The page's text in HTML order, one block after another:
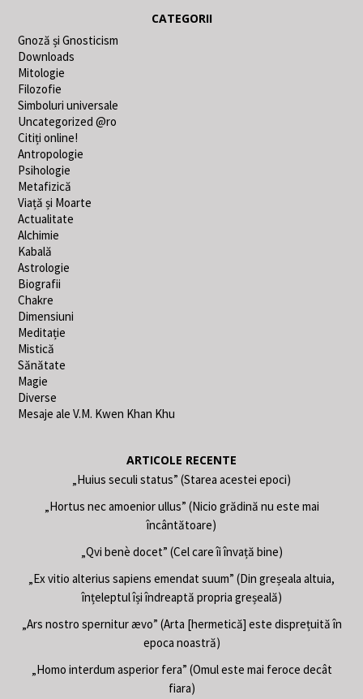
CATEGORII
Gnoză și Gnosticism
Downloads
Mitologie
Filozofie
Simboluri universale
Uncategorized @ro
Citiți online!
Antropologie
Psihologie
Metafizică
Viață și Moarte
Actualitate
Alchimie
Kabală
Astrologie
Biografii
Chakre
Dimensiuni
Meditație
Mistică
Sănătate
Magie
Diverse
Mesaje ale V.M. Kwen Khan Khu
ARTICOLE RECENTE
„Huius seculi status” (Starea acestei epoci)
„Hortus nec amoenior ullus” (Nicio grădină nu este mai
încântătoare)
„Qvi benè docet” (Cel care îi învață bine)
„Ex vitio alterius sapiens emendat suum” (Din greșeala altuia,
înțeleptul își îndreaptă propria greșeală)
„Ars nostro spernitur ævo” (Arta [hermetică] este disprețuită în
epoca noastră)
„Homo interdum asperior fera” (Omul este mai feroce decât
fiara)